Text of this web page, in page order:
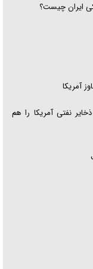
ایران چیست؟
آمریکا
نفتی آمریکا را هم